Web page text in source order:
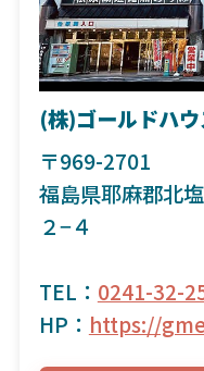
(株)ゴールドハ
〒969-2701
福島県耶麻郡北
２−４
TEL： 0241-32-
HP： https://